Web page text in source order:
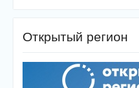
Открытый регион